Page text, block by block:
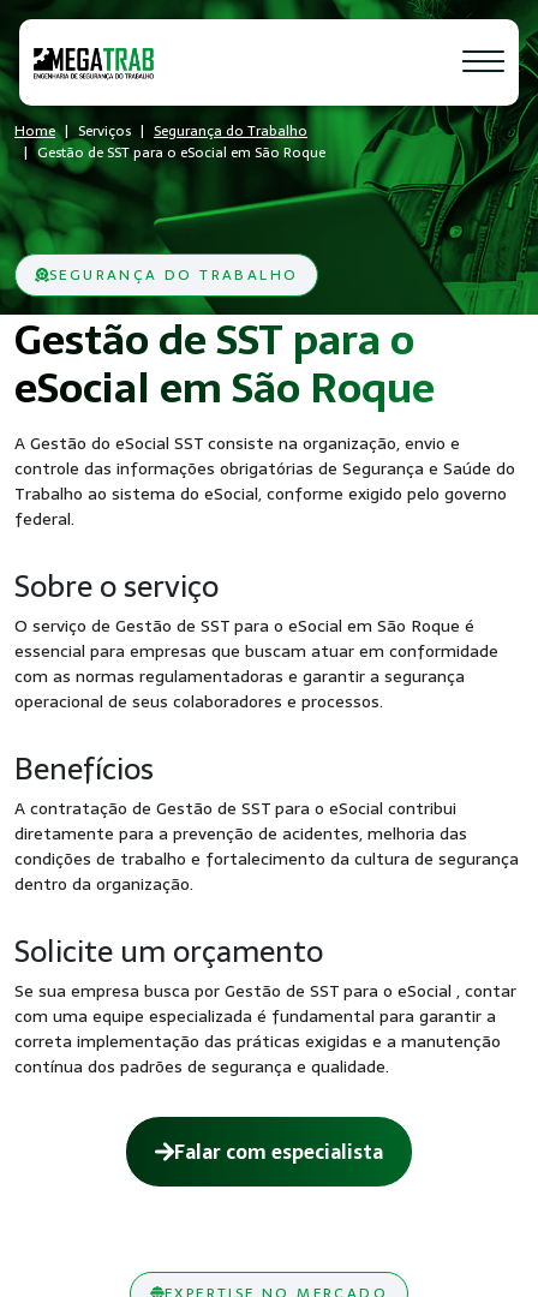
Home Serviços
Segurança do Trabalho
Gestão de SST para o eSocial em São Roque
SEGURANÇA DO TRABALHO
Gestão de SST para o
eSocial em São Roque-
A Gestão do eSocial SST consiste na organização, envio e
controle das informações obrigatórias de Segurança e Saúde do
Trabalho ao sistema do eSocial, conforme exigido pelo governo
federal.
Sobre o serviço
O serviço de Gestão de SST para o eSocial em São Roque é
essencial para empresas que buscam atuar em conformidade
com as normas regulamentadoras e garantir a segurança
operacional de seus colaboradores e processos.
Benefícios
A contratação de Gestão de SST para o eSocial contribui
diretamente para a prevenção de acidentes, melhoria das
condições de trabalho e fortalecimento da cultura de segurança
dentro da organização.
Solicite um orçamento
Se sua empresa busca por Gestão de SST para o eSocial , contar
com uma equipe especializada é fundamental para garantir a
correta implementação das práticas exigidas e a manutenção
contínua dos padrões de segurança e qualidade.
Falar com especialista